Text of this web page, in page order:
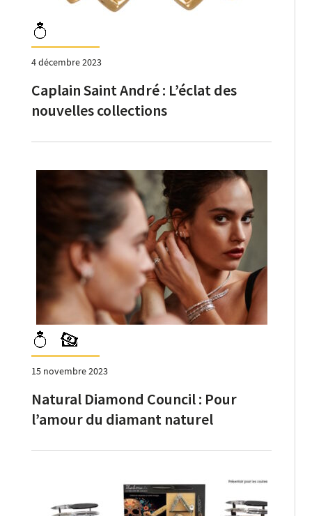
4 décembre 2023
Caplain Saint André : L’éclat des
nouvelles collections
15 novembre 2023
Natural Diamond Council : Pour
l’amour du diamant naturel